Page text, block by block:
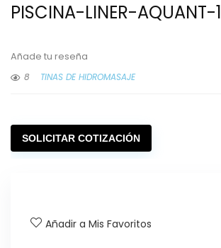
PISCINA-LINER-AQUANT-1
Añade tu reseña
8
TINAS DE HIDROMASAJE
SOLICITAR COTIZACIÓN
Añadir a Mis Favoritos